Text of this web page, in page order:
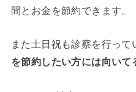
間とお金を節約できます。
また土日祝も診察を行って
を節約したい方には向いて